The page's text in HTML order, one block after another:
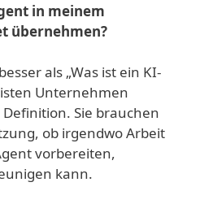
in meinem
übernehmen?
als „Was ist ein KI-
Unternehmen
Sie brauchen
ob irgendwo Arbeit
vorbereiten,
kann.